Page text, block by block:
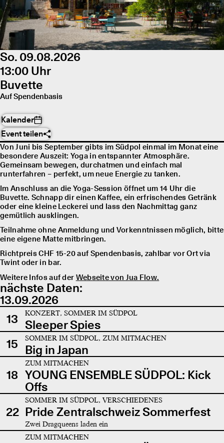
So. 09.08.2026
13:00 Uhr
Buvette
Auf Spendenbasis
Kalender
Event teilen
Von Juni bis September gibts im Südpol einmal im Monat eine
besondere Auszeit: Yoga in entspannter Atmosphäre.
Gemeinsam bewegen, durchatmen und einfach mal
runterfahren – perfekt, um neue Energie zu tanken.
Im Anschluss an die Yoga-Session öffnet um 14 Uhr die
Buvette. Schnapp dir einen Kaffee, ein erfrischendes Getränk
oder eine kleine Leckerei und lass den Nachmittag ganz
gemütlich ausklingen.
Teilnahme ohne Anmeldung und Vorkenntnissen möglich, bitte
eine eigene Matte mitbringen.
Richtpreis CHF 15-20 auf Spendenbasis, zahlbar vor Ort via
Twint oder in bar.
Weitere Infos auf der Webseite von Jua Flow.
nächste Daten:
13.09.2026
13
KONZERT, SOMMER IM SÜDPOL
Sleeper Spies
15
SOMMER IM SÜDPOL, ZUM MITMACHEN
Big in Japan
18
ZUM MITMACHEN
YOUNG ENSEMBLE SÜDPOL: Kick
Offs
22
SOMMER IM SÜDPOL, VERSCHIEDENES
Pride Zentralschweiz Sommerfest
Zwei Dragqueens laden ein
ZUM MITMACHEN